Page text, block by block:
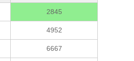
2845
4952
6667